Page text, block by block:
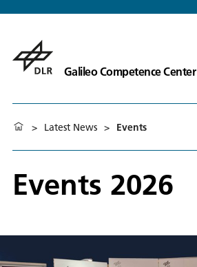
Galileo Competence Center
> Latest News > Events
Events 2026